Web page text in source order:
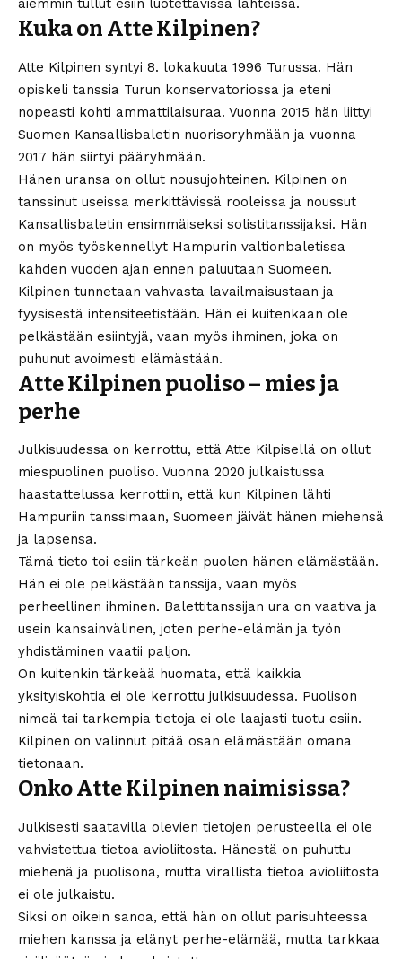
aiemmin tullut esiin luotettavissa lähteissä.
Kuka on Atte Kilpinen?
Atte Kilpinen syntyi 8. lokakuuta 1996 Turussa. Hän
opiskeli tanssia Turun konservatoriossa ja eteni
nopeasti kohti ammattilaisuraa. Vuonna 2015 hän liittyi
Suomen Kansallisbaletin nuorisoryhmään ja vuonna
2017 hän siirtyi pääryhmään.
Hänen uransa on ollut nousujohteinen. Kilpinen on
tanssinut useissa merkittävissä rooleissa ja noussut
Kansallisbaletin ensimmäiseksi solistitanssijaksi. Hän
on myös työskennellyt Hampurin valtionbaletissa
kahden vuoden ajan ennen paluutaan Suomeen.
Kilpinen tunnetaan vahvasta lavailmaisustaan ja
fyysisestä intensiteetistään. Hän ei kuitenkaan ole
pelkästään esiintyjä, vaan myös ihminen, joka on
puhunut avoimesti elämästään.
Atte Kilpinen puoliso – mies ja
perhe
Julkisuudessa on kerrottu, että Atte Kilpisellä on ollut
miespuolinen puoliso. Vuonna 2020 julkaistussa
haastattelussa kerrottiin, että kun Kilpinen lähti
Hampuriin tanssimaan, Suomeen jäivät hänen miehensä
ja lapsensa.
Tämä tieto toi esiin tärkeän puolen hänen elämästään.
Hän ei ole pelkästään tanssija, vaan myös
perheellinen ihminen. Balettitanssijan ura on vaativa ja
usein kansainvälinen, joten perhe-elämän ja työn
yhdistäminen vaatii paljon.
On kuitenkin tärkeää huomata, että kaikkia
yksityiskohtia ei ole kerrottu julkisuudessa. Puolison
nimeä tai tarkempia tietoja ei ole laajasti tuotu esiin.
Kilpinen on valinnut pitää osan elämästään omana
tietonaan.
Onko Atte Kilpinen naimisissa?
Julkisesti saatavilla olevien tietojen perusteella ei ole
vahvistettua tietoa avioliitosta. Hänestä on puhuttu
miehenä ja puolisona, mutta virallista tietoa avioliitosta
ei ole julkaistu.
Siksi on oikein sanoa, että hän on ollut parisuhteessa
miehen kanssa ja elänyt perhe-elämää, mutta tarkkaa